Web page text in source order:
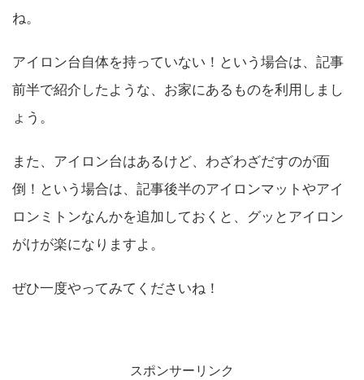
ね。
アイロン台自体を持っていない！という場合は、記事
前半で紹介したような、お家にあるものを利用しまし
ょう。
また、アイロン台はあるけど、わざわざだすのが面
倒！という場合は、記事後半のアイロンマットやアイ
ロンミトンなんかを追加しておくと、グッとアイロン
がけが楽になりますよ。
ぜひ一度やってみてくださいね！
スポンサーリンク